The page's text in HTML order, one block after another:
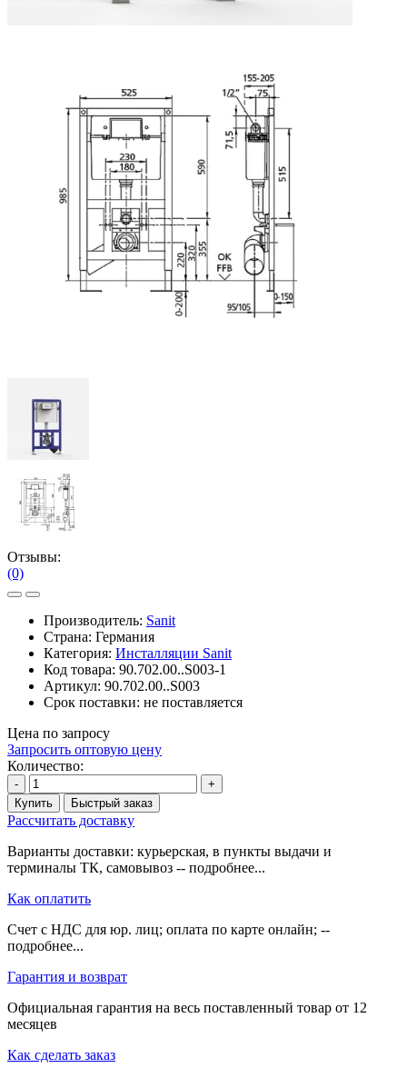
Отзывы:
(0)
Производитель: Sanit
Страна: Германия
Категория: Инсталляции Sanit
Код товара: 90.702.00..S003-1
Артикул: 90.702.00..S003
Срок поставки: не поставляется
Цена по запросу
Запросить оптовую цену
Количество:
-
+
Купить
Быстрый заказ
Рассчитать доставку
Варианты доставки: курьерская, в пункты выдачи и
терминалы ТК, самовывоз -- подробнее...
Как оплатить
Счет с НДС для юр. лиц; оплата по карте онлайн; --
подробнее...
Гарантия и возврат
Официальная гарантия на весь поставленный товар от 12
месяцев
Как сделать заказ